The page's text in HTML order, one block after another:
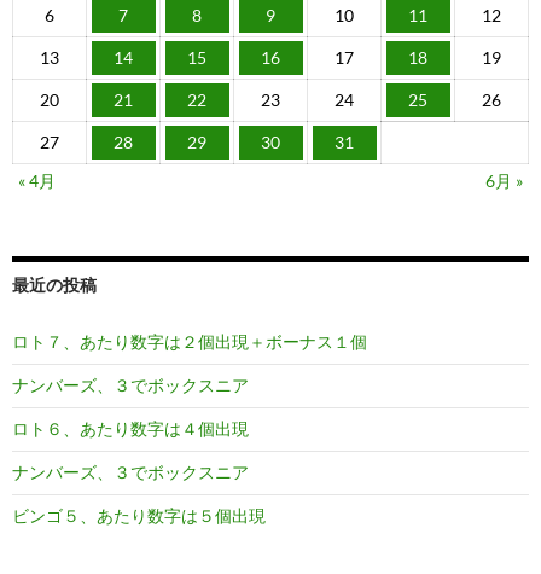
6 7 8 9 10 11 12
13 14 15 16 17 18 19
20 21 22 23 24 25 26
27 28 29 30
31
« 4月
6月 »
最近の投稿
ロト７、あたり数字は２個出現＋ボーナス１個
ナンバーズ、３でボックスニア
ロト６、あたり数字は４個出現
ナンバーズ、３でボックスニア
ビンゴ５、あたり数字は５個出現